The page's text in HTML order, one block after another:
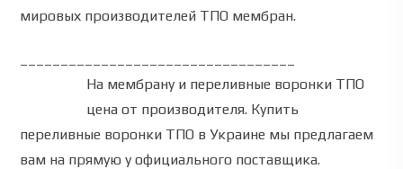
мировых производителей ТПО мембран.
На мембрану и переливные воронки ТПО
цена от производителя. Купить
переливные воронки ТПО в Украине мы предлагаем
вам на прямую у официального поставщика.